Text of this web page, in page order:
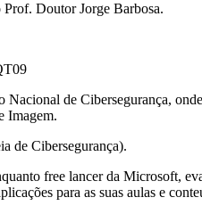
Prof. Doutor Jorge Barbosa.
de Cibersegurança,
Imagem.
de Cibersegurança).
free lancer da Microsoft,
para as suas aulas e